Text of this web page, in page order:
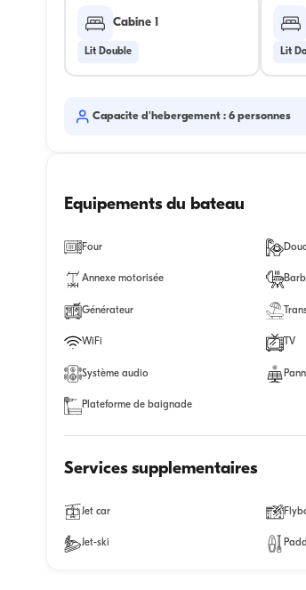
Cabine 1
Lit Double Lit
Capacite d'hebergement : 6 personnes
Equipements du bateau
Four
Annexe motorisée
Générateur
WiFi TV
Système audio
Plateforme de baignade
Services supplementaires
Jet car
Jet-ski